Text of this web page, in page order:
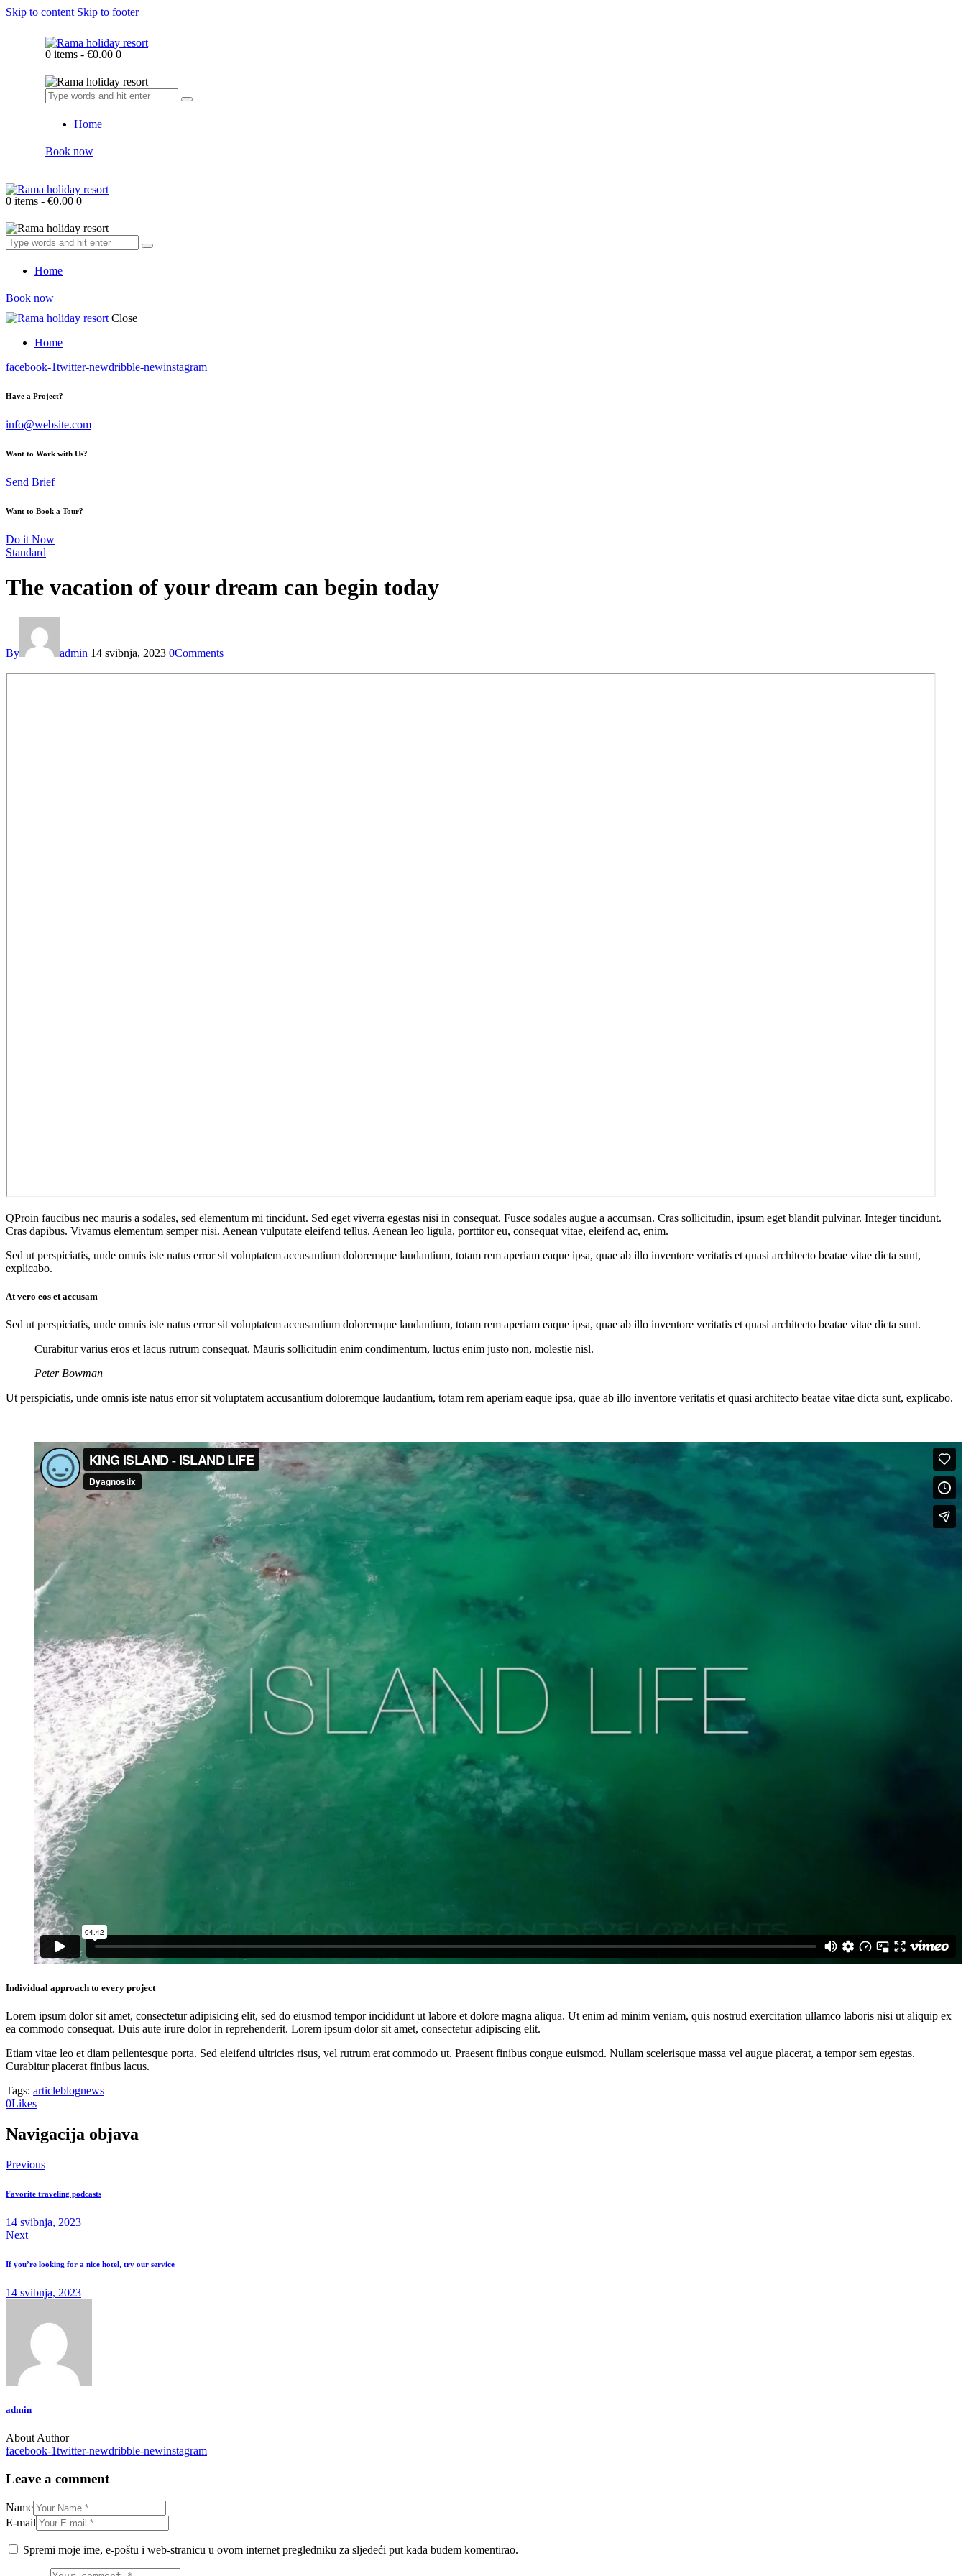
Skip to content Skip to footer
0 items - €0.00 0
Home
Book now
0 items - €0.00 0
Home
Book now
Close
Home
facebook-1twitter-newdribble-newinstagram
Have a Project?
info@website.com
Want to Work with Us?
Send Brief
Want to Book a Tour?
Do it Now
Standard
The vacation of your dream can begin today
By admin 14 svibnja, 2023 0Comments
QProin faucibus nec mauris a sodales, sed elementum mi tincidunt. Sed eget viverra egestas nisi in consequat. Fusce sodales augue a accumsan. Cras sollicitudin, ipsum eget blandit pulvinar. Integer tincidunt.
Cras dapibus. Vivamus elementum semper nisi. Aenean vulputate eleifend tellus. Aenean leo ligula, porttitor eu, consequat vitae, eleifend ac, enim.
Sed ut perspiciatis, unde omnis iste natus error sit voluptatem accusantium doloremque laudantium, totam rem aperiam eaque ipsa, quae ab illo inventore veritatis et quasi architecto beatae vitae dicta sunt,
explicabo.
At vero eos et accusam
Sed ut perspiciatis, unde omnis iste natus error sit voluptatem accusantium doloremque laudantium, totam rem aperiam eaque ipsa, quae ab illo inventore veritatis et quasi architecto beatae vitae dicta sunt.
Curabitur varius eros et lacus rutrum consequat. Mauris sollicitudin enim condimentum, luctus enim justo non, molestie nisl.
Peter Bowman
Ut perspiciatis, unde omnis iste natus error sit voluptatem accusantium doloremque laudantium, totam rem aperiam eaque ipsa, quae ab illo inventore veritatis et quasi architecto beatae vitae dicta sunt, explicabo.
Individual approach to every project
Lorem ipsum dolor sit amet, consectetur adipisicing elit, sed do eiusmod tempor incididunt ut labore et dolore magna aliqua. Ut enim ad minim veniam, quis nostrud exercitation ullamco laboris nisi ut aliquip ex
ea commodo consequat. Duis aute irure dolor in reprehenderit. Lorem ipsum dolor sit amet, consectetur adipiscing elit.
Etiam vitae leo et diam pellentesque porta. Sed eleifend ultricies risus, vel rutrum erat commodo ut. Praesent finibus congue euismod. Nullam scelerisque massa vel augue placerat, a tempor sem egestas.
Curabitur placerat finibus lacus.
Tags: articleblognews
0Likes
Navigacija objava
Previous
Favorite traveling podcasts
14 svibnja, 2023
Next
If you’re looking for a nice hotel, try our service
14 svibnja, 2023
admin
About Author
facebook-1twitter-newdribble-newinstagram
Leave a comment
Name
E-mail
Spremi moje ime, e-poštu i web-stranicu u ovom internet pregledniku za sljedeći put kada budem komentirao.